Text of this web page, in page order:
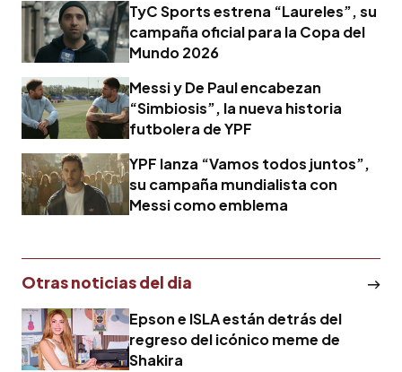
TyC Sports estrena “Laureles”, su
campaña oficial para la Copa del
Mundo 2026
Messi y De Paul encabezan
“Simbiosis”, la nueva historia
futbolera de YPF
YPF lanza “Vamos todos juntos”,
su campaña mundialista con
Messi como emblema
Otras noticias del dia
Epson e ISLA están detrás del
regreso del icónico meme de
Shakira